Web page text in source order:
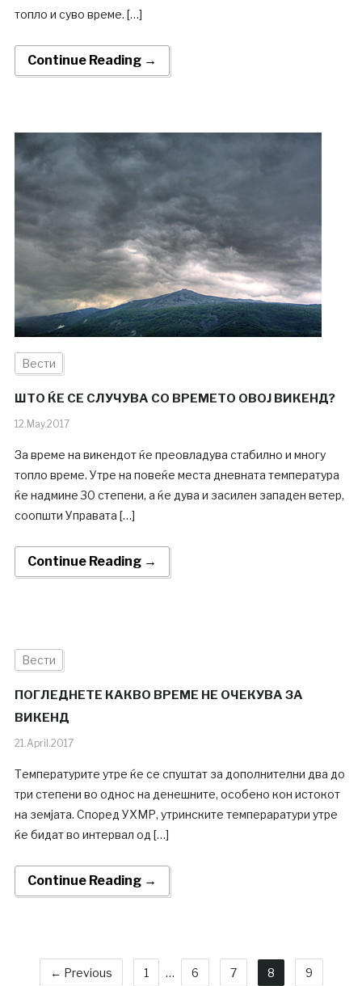
топло и суво време. […]
Continue Reading →
Вести
ШТО ЌЕ СЕ СЛУЧУВА СО ВРЕМЕТО ОВОЈ ВИКЕНД?
12.May.2017
За време на викендот ќе преовладува стабилно и многу
топло време. Утре на повеќе места дневната температура
ќе надмине 30 степени, а ќе дува и засилен западен ветер,
соопшти Управата […]
Continue Reading →
Вести
ПОГЛЕДНЕТЕ КАКВО ВРЕМЕ НЕ ОЧЕКУВА ЗА
ВИКЕНД
21.April.2017
Температурите утре ќе се спуштат за дополнителни два до
три степени во однос на денешните, особено кон истокот
на земјата. Според УХМР, утринските темпераратури утре
ќе бидат во интервал од […]
Continue Reading →
← Previous 1 … 6 7 8 9